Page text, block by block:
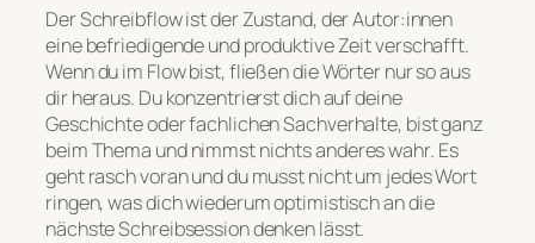
Der Schreibflow ist der Zustand, der Autor:innen
eine befriedigende und produktive Zeit verschafft.
Wenn du im Flow bist, fließen die Wörter nur so aus
dir heraus. Du konzentrierst dich auf deine
Geschichte oder fachlichen Sachverhalte, bist ganz
beim Thema und nimmst nichts anderes wahr. Es
geht rasch voran und du musst nicht um jedes Wort
ringen, was dich wiederum optimistisch an die
nächste Schreibsession denken lässt.